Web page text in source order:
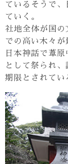
ているそうで
ていく。
社地全体が国の
での高い木々が
日本神話で葦
として祭られ
期限とされてい